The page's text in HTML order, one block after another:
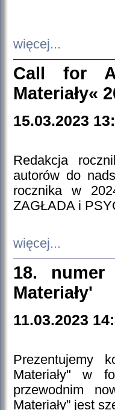
więcej...
Call for
Materiały«
15.03.2023
Redakcja
autorów do
rocznika w
ZAGŁADA i
więcej...
18. numer
Materiały'
11.03.2023
Prezentujemy
Materiały" w
przewodnim
Materiały” jest